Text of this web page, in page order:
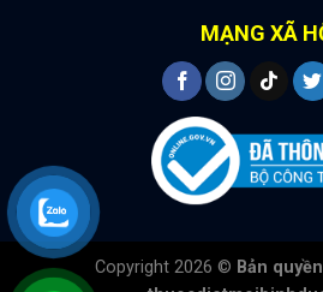
MẠNG XÃ
Copyright 2026 © Bản